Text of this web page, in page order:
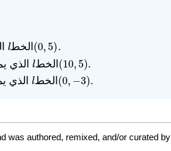
الخطl
l (0, 5)
(0, 5) .
الخطl
l الذي (10, 5)
(10, 5).
الخطl
l الذي (0, −3)
(0, −3) .
was authored, remixed, and/or curated by